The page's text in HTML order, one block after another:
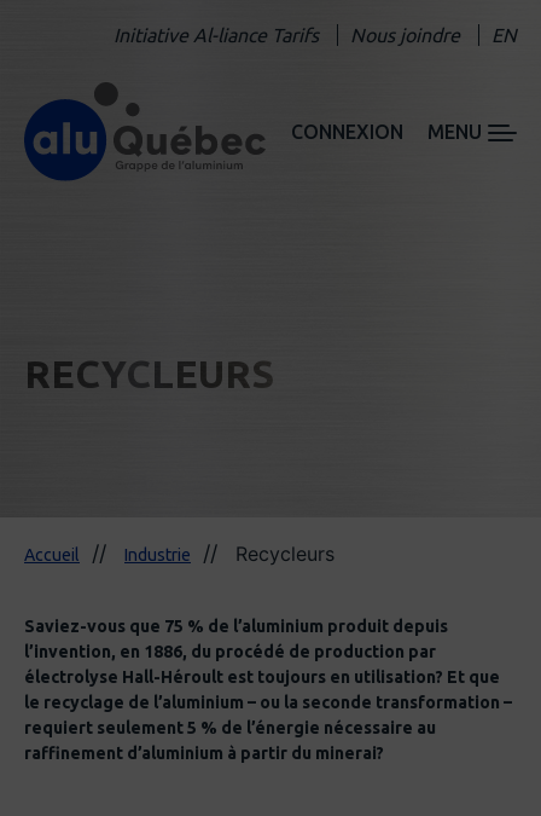
Initiative Al-liance Tarifs Nous joindre EN
CONNEXION MENU
RECYCLEURS
Accueil Industrie Recycleurs
Saviez-vous que 75 % de l’aluminium produit depuis
l’invention, en 1886, du procédé de production par
électrolyse Hall-Héroult est toujours en utilisation? Et que
le recyclage de l’aluminium – ou la seconde transformation –
requiert seulement 5 % de l’énergie nécessaire au
raffinement d’aluminium à partir du minerai?